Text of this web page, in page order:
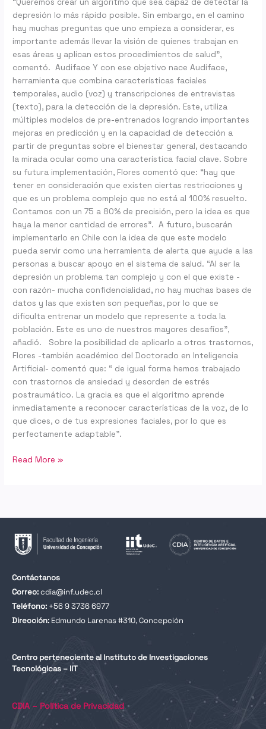
“Queremos crear un algoritmo que sea capaz de detectar la
depresión lo más rápido posible. Sin embargo, en el camino
hay muchas preguntas que uno empieza a considerar, es
importante además llevar la visión de quienes trabajan en
esas áreas y aplican estos procedimientos de salud”,
comentó. Audiface Y con ese objetivo nace Audiface,
herramienta que combina características faciales
temporales, audio (voz) y transcripciones de entrevistas
(texto), para la detección de la depresión. Este, utiliza
múltiples modelos de pre-entrenados logrando importantes
mejoras en predicción y en la capacidad de detección a
partir de preguntas sobre el bienestar general, destacando
la mirada ocular como una característica facial clave. Sobre
su futura implementación, Flores comentó que: “hay que
tener en consideración que existen ciertas restricciones y
que es un problema complejo que no está al 100% resuelto.
Contamos con un 75 a 80% de precisión, pero la idea es que
haya la menor cantidad de errores”. A futuro, buscarán
implementarlo en Chile con la idea de que este modelo
pueda servir como una herramienta de alerta que ayude a las
personas a buscar apoyo en el sistema de salud. “Al ser la
depresión un problema tan complejo y con el que existe -
con razón- mucha confidencialidad, no hay muchas bases de
datos y las que existen son pequeñas, por lo que se
dificulta entrenar un modelo que represente a toda la
población. Este es uno de nuestros mayores desafíos”,
añadió. Sobre la posibilidad de aplicarlo a otros trastornos,
Flores -también académico del Doctorado en Inteligencia
Artificial- comentó que: “ de igual forma hemos trabajado
con trastornos de ansiedad y desorden de estrés
postraumático. La gracia es que el algoritmo aprende
inmediatamente a reconocer características de la voz, de lo
que dices, o de tus expresiones faciales, por lo que es
perfectamente adaptable”.
Read More »
Contáctanos
Correo:cdia@inf.udec.cl
Teléfono: +56 9 3736 6977
Dirección: Edmundo Larenas #310, Concepción
Centro perteneciente al Instituto de Investigaciones
Tecnológicas – IIT
CDIA – Política de Privacidad